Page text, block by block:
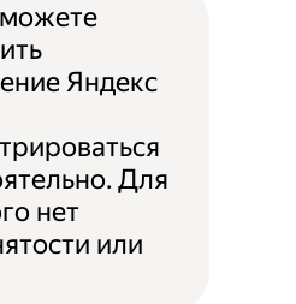
Яндекс
Для
нет
или